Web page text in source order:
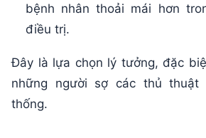
bệnh nhân thoải mái hơn
điều trị.
Đây là lựa chọn lý tưởng, đặc
những người sợ các thủ thuật
thống.